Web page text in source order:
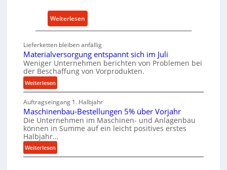
r
s
t
z
t
i
l
e
n
e
a
l
t
i
g
e
W
k
z
e
b
Weiterlesen:
D
t
s
h
e
W
s
Lieferketten bleiben anfällig
Materialversorgung entspannt sich im Juli
Weniger Unternehmen berichten von Problemen bei
der Beschaffung von Vorprodukten.
Weiterlesen:
M
a
t
e
r
i
a
l
Auftragseingang 1. Halbjahr
Maschinenbau-Bestellungen 5% über Vorjahr
Die Unternehmen im Maschinen- und Anlagenbau
können in Summe auf ein leicht positives erstes
Halbjahr…
Weiterlesen:
M